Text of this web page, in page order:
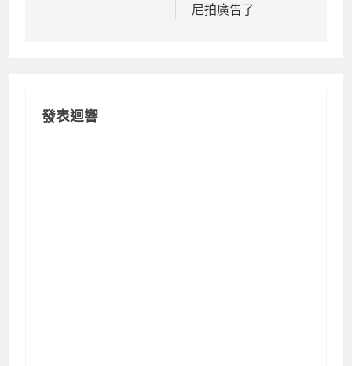
尼拍廣告了
發表迴響